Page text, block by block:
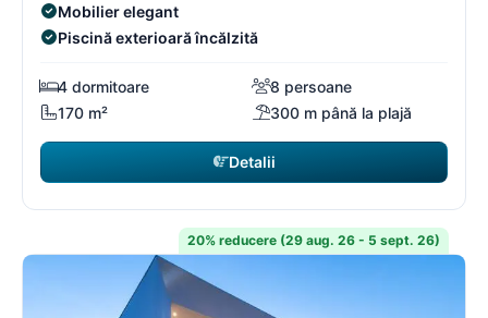
Mobilier elegant
Piscină exterioară încălzită
4 dormitoare
8 persoane
170 m²
300 m până la plajă
Detalii
20% reducere (29 aug. 26 - 5 sept. 26)